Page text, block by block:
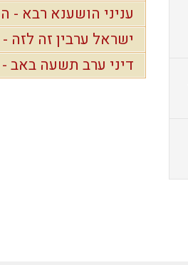
עניני הושענא רבא -
ישראל ערבין זה לזה -
דיני ערב תשעה באב